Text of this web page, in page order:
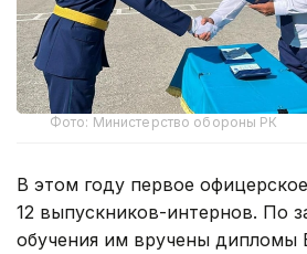
Фото: Министерство обороны РК
В этом году первое
12 выпускников-интернов. По
обучения им вручены дипломы